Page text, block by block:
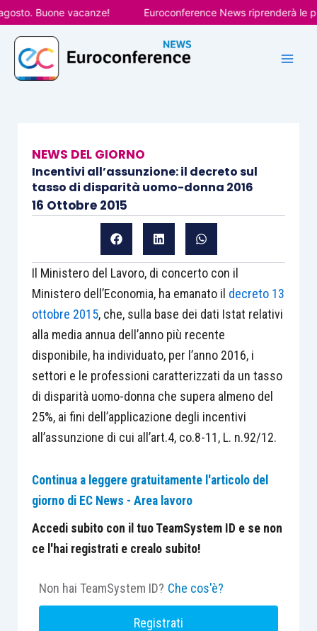
Vai
al
contenuto
Buone vacanze! Euroconference News riprenderà le
NEWS DEL GIORNO
Incentivi all’assunzione: il decreto sul
tasso di disparità uomo-donna 2016
16 Ottobre 2015
Il Ministero del Lavoro, di concerto con il
Ministero dell’Economia, ha emanato il decreto 13
ottobre 2015, che, sulla base dei dati Istat relativi
alla media annua dell’anno più recente
disponibile, ha individuato, per l’anno 2016, i
settori e le professioni caratterizzati da un tasso
di disparità uomo-donna che supera almeno del
25%, ai fini dell’applicazione degli incentivi
all’assunzione di cui all’art.4, co.8-11, L. n.92/12.
Continua a leggere gratuitamente l'articolo del
giorno di EC News - Area lavoro
Accedi subito con il tuo TeamSystem ID e se non
ce l'hai registrati e crealo subito!
Non hai TeamSystem ID? Che cos'è?
Registrati